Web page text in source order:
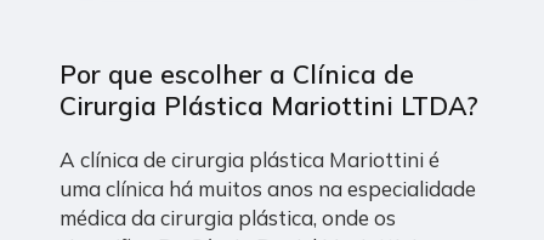
Por que escolher a Clínica de
Cirurgia Plástica Mariottini LTDA?
A clínica de cirurgia plástica Mariottini é
uma clínica há muitos anos na especialidade
médica da cirurgia plástica, onde os